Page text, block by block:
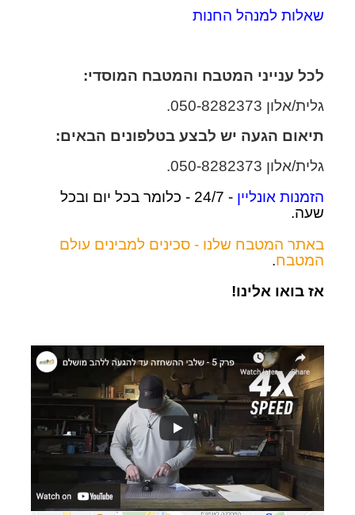
שאלות למנהל החנות
לכל ענייני המטבח והמטבח המוסדי:
גלית/אלון 050-8282373.
תיאום הגעה יש לבצע בטלפונים הבאים:
גלית/אלון 050-8282373.
הזמנות אונליין
- 24/7 - כלומר בכל יום ובכל
שעה.
באתר המטבח שלנו - סכינים למבינים עולם
המטבח.
אז בואו אלינו!